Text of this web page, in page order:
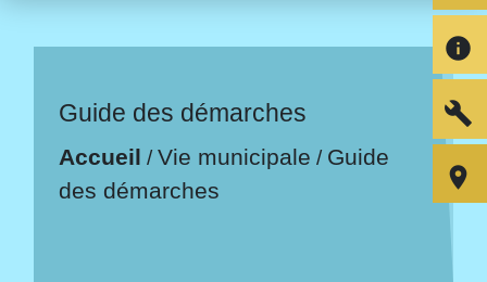
Guide des démarches
Accueil /Vie municipale / Guide
des démarches
info
build
room